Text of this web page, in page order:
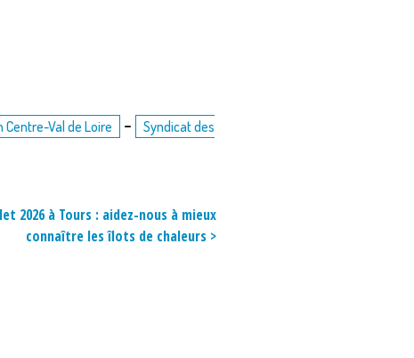
Centre-Val de Loire -
Syndicat des
2026 à Tours : aidez-nous à mieux
connaître les îlots de chaleurs >